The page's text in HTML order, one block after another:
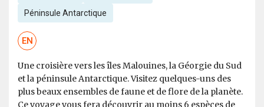
Péninsule Antarctique
EN
Une croisière vers les îles Malouines, la Géorgie du Sud
et la péninsule Antarctique. Visitez quelques-uns des
plus beaux ensembles de faune et de flore de la planète.
Ce voyage vous fera découvrir au moins 6 espèces de